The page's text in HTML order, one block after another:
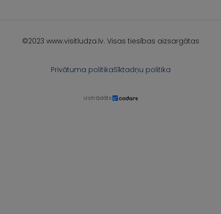
©2023 www.visitludza.lv. Visas tiesības aizsargātas
Privātuma politikaSīktadņu politika
izstrādāts